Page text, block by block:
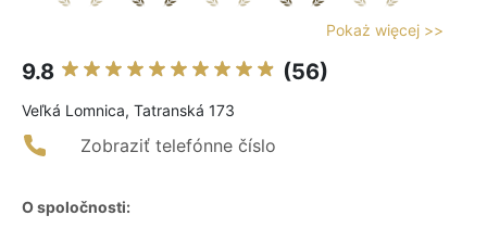
Pokaż więcej >>
9.8 (56)
Veľká Lomnica, Tatranská 173
Zobraziť telefónne číslo
O spoločnosti: